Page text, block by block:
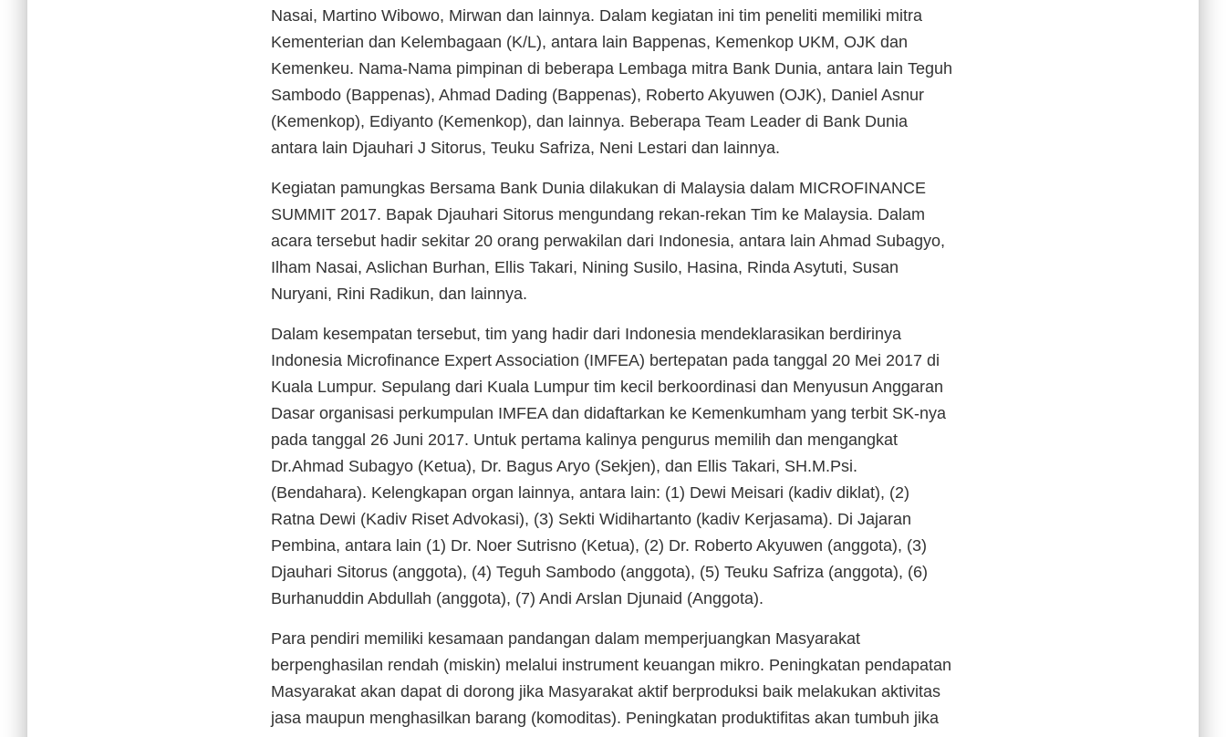
Nasai, Martino Wibowo, Mirwan dan lainnya. Dalam kegiatan ini tim peneliti memiliki mitra
Kementerian dan Kelembagaan (K/L), antara lain Bappenas, Kemenkop UKM, OJK dan
Kemenkeu. Nama-Nama pimpinan di beberapa Lembaga mitra Bank Dunia, antara lain Teguh
Sambodo (Bappenas), Ahmad Dading (Bappenas), Roberto Akyuwen (OJK), Daniel Asnur
(Kemenkop), Ediyanto (Kemenkop), dan lainnya. Beberapa Team Leader di Bank Dunia
antara lain Djauhari J Sitorus, Teuku Safriza, Neni Lestari dan lainnya.
Kegiatan pamungkas Bersama Bank Dunia dilakukan di Malaysia dalam MICROFINANCE
SUMMIT 2017. Bapak Djauhari Sitorus mengundang rekan-rekan Tim ke Malaysia. Dalam
acara tersebut hadir sekitar 20 orang perwakilan dari Indonesia, antara lain Ahmad Subagyo,
Ilham Nasai, Aslichan Burhan, Ellis Takari, Nining Susilo, Hasina, Rinda Asytuti, Susan
Nuryani, Rini Radikun, dan lainnya.
Dalam kesempatan tersebut, tim yang hadir dari Indonesia mendeklarasikan berdirinya
Indonesia Microfinance Expert Association (IMFEA) bertepatan pada tanggal 20 Mei 2017 di
Kuala Lumpur. Sepulang dari Kuala Lumpur tim kecil berkoordinasi dan Menyusun Anggaran
Dasar organisasi perkumpulan IMFEA dan didaftarkan ke Kemenkumham yang terbit SK-nya
pada tanggal 26 Juni 2017. Untuk pertama kalinya pengurus memilih dan mengangkat
Dr.Ahmad Subagyo (Ketua), Dr. Bagus Aryo (Sekjen), dan Ellis Takari, SH.M.Psi.
(Bendahara). Kelengkapan organ lainnya, antara lain: (1) Dewi Meisari (kadiv diklat), (2)
Ratna Dewi (Kadiv Riset Advokasi), (3) Sekti Widihartanto (kadiv Kerjasama). Di Jajaran
Pembina, antara lain (1) Dr. Noer Sutrisno (Ketua), (2) Dr. Roberto Akyuwen (anggota), (3)
Djauhari Sitorus (anggota), (4) Teguh Sambodo (anggota), (5) Teuku Safriza (anggota), (6)
Burhanuddin Abdullah (anggota), (7) Andi Arslan Djunaid (Anggota).
Para pendiri memiliki kesamaan pandangan dalam memperjuangkan Masyarakat
berpenghasilan rendah (miskin) melalui instrument keuangan mikro. Peningkatan pendapatan
Masyarakat akan dapat di dorong jika Masyarakat aktif berproduksi baik melakukan aktivitas
jasa maupun menghasilkan barang (komoditas). Peningkatan produktifitas akan tumbuh jika